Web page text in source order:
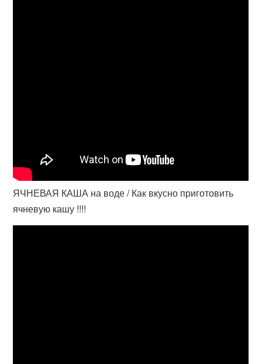
ЯЧНЕВАЯ КАША на воде / Как вкусно приготовить
ячневую кашу !!!!